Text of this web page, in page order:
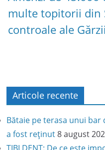
multe topitorii din
controale ale
Articole recente
Bătaie pe terasa unui bar
a fost reținut 8 august